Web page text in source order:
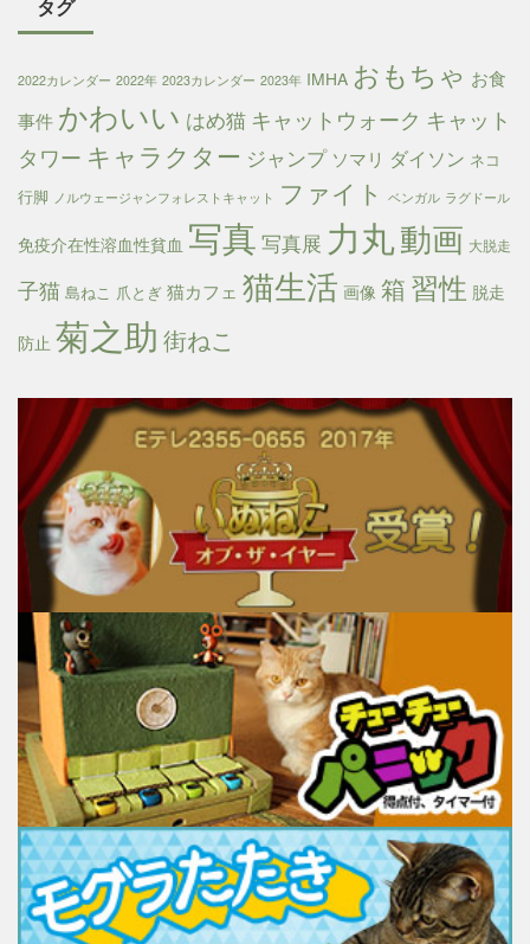
タグ
2022カレンダー 2022年 2023カレンダー 2023年 IMHA おもちゃ お食
事件 かわいい はめ猫 キャットウォーク キャット
タワー キャラクター ジャンプ ソマリ ダイソン ネコ
行脚 ノルウェージャンフォレストキャット ファイト ベンガル ラグドール
免疫介在性溶血性貧血 写真 写真展 力丸動画 大脱走
子猫 島ねこ 爪とぎ 猫カフェ 猫生活 画像 箱 習性 脱走
防止 菊之助 街ねこ